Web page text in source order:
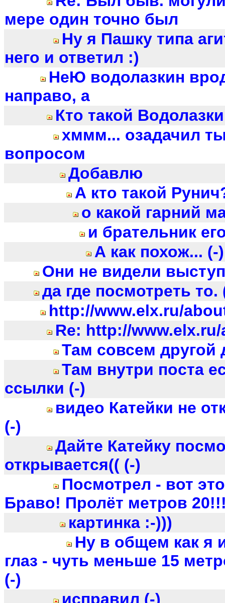
мере один точно был
Ну я Пашку типа
него и ответил :)
НеЮ водолазкин
направо, а
Кто такой
хммм... озадачил
вопросом
Добавлю
А кто такой
о какой гарний
и брательник
А как похож... (-)
Они не видели
да где посмотреть то.
http://www.elx.ru/
Re: http://
Там совсем другой
Там внутри поста
ссылки (-)
видео Катейки не
(-)
Дайте Катейку
открывается(( (-)
Посмотрел - вот
Браво! Пролёт метров
картинка :-)))
Ну в общем как я
глаз - чуть меньше 15
(-)
исправил (-)